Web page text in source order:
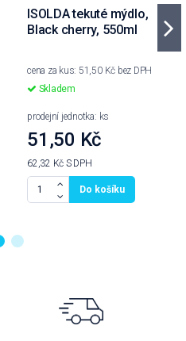
ISOLDA tekuté mýdlo,
Black cherry, 550ml
cena za kus: 51,50 Kč bez DPH
Skladem
prodejní jednotka: ks
51,50 Kč
62,32 Kč S DPH
Do košíku